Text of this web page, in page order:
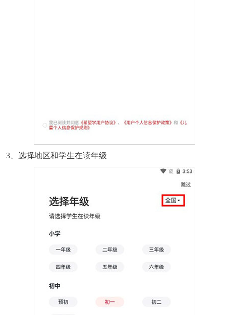
3、选择地区和学生在读年级